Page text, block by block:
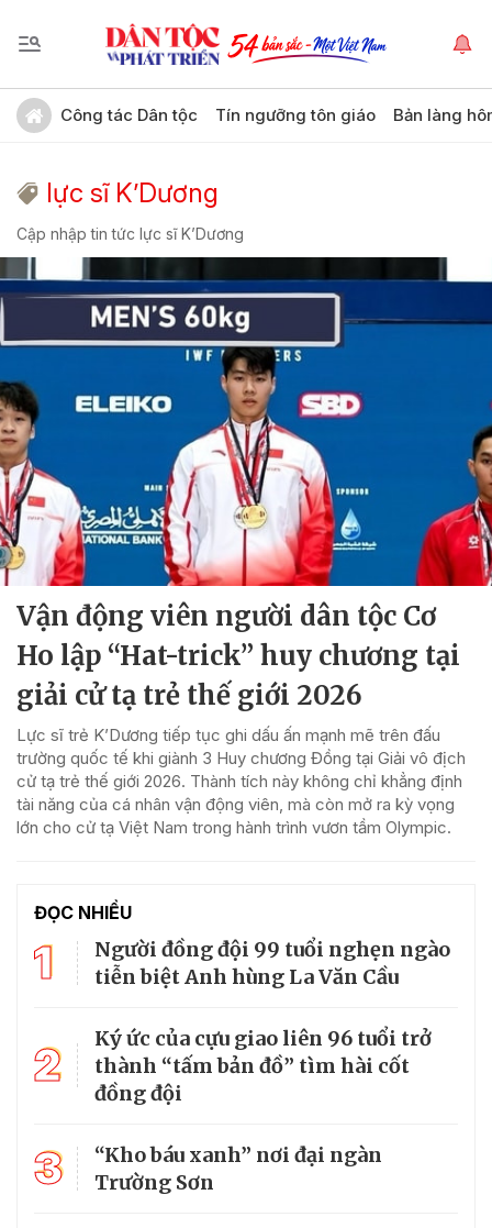
Công tác Dân tộc Tín ngưỡng tôn giáo Bản làng
lực sĩ K’Dương
Cập nhập tin tức lực sĩ K’Dương
Vận động viên người dân tộc Cơ
Ho lập “Hat-trick” huy chương tại
giải cử tạ trẻ thế giới 2026
Lực sĩ trẻ K’Dương tiếp tục ghi dấu ấn mạnh mẽ trên đấu
trường quốc tế khi giành 3 Huy chương Đồng tại Giải vô địch
cử tạ trẻ thế giới 2026. Thành tích này không chỉ khẳng định
tài năng của cá nhân vận động viên, mà còn mở ra kỳ vọng
lớn cho cử tạ Việt Nam trong hành trình vươn tầm Olympic.
ĐỌC NHIỀU
1
Người đồng đội 99 tuổi nghẹn ngào
tiễn biệt Anh hùng La Văn Cầu
2
Ký ức của cựu giao liên 96 tuổi trở
thành “tấm bản đồ” tìm hài cốt
đồng đội
3
“Kho báu xanh” nơi đại ngàn
Trường Sơn